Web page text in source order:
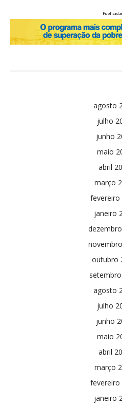
agosto
julho
junho
maio
abril
março
fevereiro
janeiro
outubro
agosto
julho
junho
maio
abril
março
fevereiro
janeiro